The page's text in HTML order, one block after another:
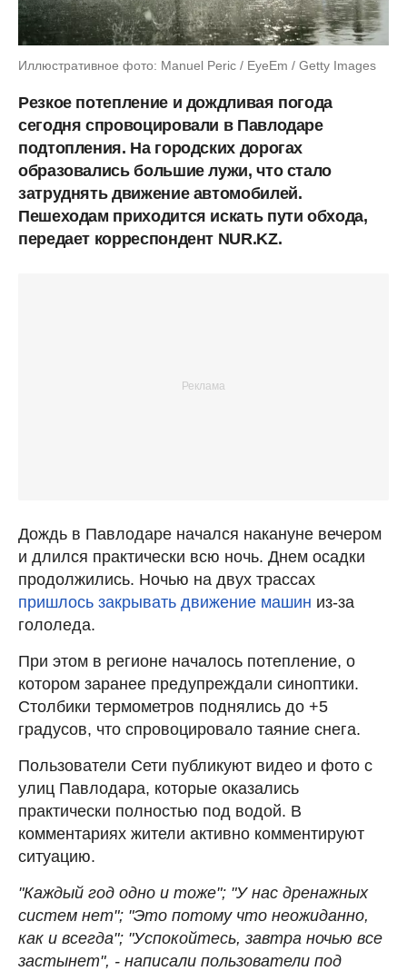
Иллюстративное фото: Manuel Peric / EyeEm / Getty Images
Резкое потепление и дождливая погода
сегодня спровоцировали в Павлодаре
подтопления. На городских дорогах
образовались большие лужи, что стало
затруднять движение автомобилей.
Пешеходам приходится искать пути обхода,
передает корреспондент NUR.KZ.
Дождь в Павлодаре начался накануне вечером
и длился практически всю ночь. Днем осадки
продолжились. Ночью на двух трассах
пришлось закрывать движение машин из-за
гололеда.
При этом в регионе началось потепление, о
котором заранее предупреждали синоптики.
Столбики термометров поднялись до +5
градусов, что спровоцировало таяние снега.
Пользователи Сети публикуют видео и фото с
улиц Павлодара, которые оказались
практически полностью под водой. В
комментариях жители активно комментируют
ситуацию.
"Каждый год одно и тоже"; "У нас дренажных
систем нет"; "Это потому что неожиданно,
как и всегда"; "Успокойтесь, завтра ночью все
застынет", - написали пользователи под